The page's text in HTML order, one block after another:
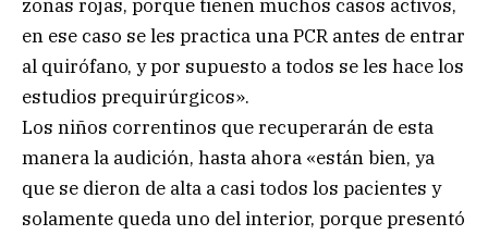
zonas rojas, porque tienen muchos casos activos,
en ese caso se les practica una PCR antes de entrar
al quirófano, y por supuesto a todos se les hace los
estudios prequirúrgicos».
Los niños correntinos que recuperarán de esta
manera la audición, hasta ahora «están bien, ya
que se dieron de alta a casi todos los pacientes y
solamente queda uno del interior, porque presentó